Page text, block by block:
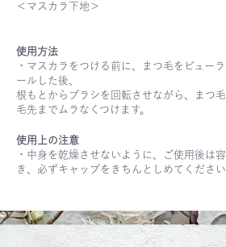
＜マスカラ下地＞
使用方法
・マスカラをつける前に、まつ毛をビュー
ールした後、
根もとからブラシを回転させながら、まつ
毛先までムラなくつけます。
使用上の注意
・中身を乾燥させないように、ご使用後は
き、必ずキャップをきちんとしめてください